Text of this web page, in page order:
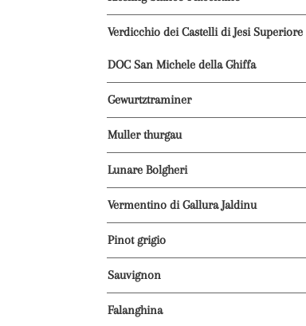
Verdicchio dei Castelli di Jesi Superiore
DOC San Michele della Ghiffa
Gewurtztraminer
Muller thurgau
Lunare Bolgheri
Vermentino di Gallura Jaldinu
Pinot grigio
Sauvignon
Falanghina